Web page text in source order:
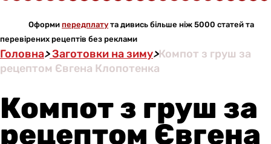
Оформи передплату та дивись більше ніж 5000 статей та
перевірених рецептів без реклами
Головна>Заготовки на зиму>Компот з груш за
рецептом Євгена Клопотенка
Компот з груш за
рецептом Євгена